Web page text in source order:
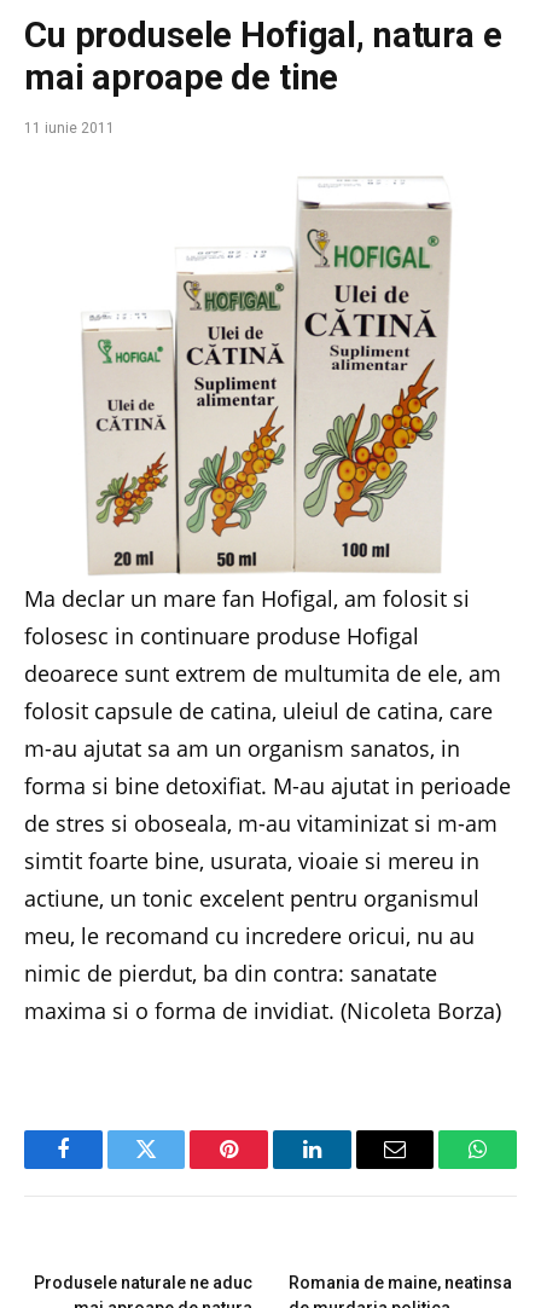
Cu produsele Hofigal, natura e
mai aproape de tine
11 iunie 2011
Ma declar un mare fan Hofigal, am folosit si
folosesc in continuare produse Hofigal
deoarece sunt extrem de multumita de ele, am
folosit capsule de catina, uleiul de catina, care
m-au ajutat sa am un organism sanatos, in
forma si bine detoxifiat. M-au ajutat in perioade
de stres si oboseala, m-au vitaminizat si m-am
simtit foarte bine, usurata, vioaie si mereu in
actiune, un tonic excelent pentru organismul
meu, le recomand cu incredere oricui, nu au
nimic de pierdut, ba din contra: sanatate
maxima si o forma de invidiat. (Nicoleta Borza)
FacebookTwitter Pinterest LinkedInEmail
Produsele naturale ne aduc
Romania de maine, neatinsa